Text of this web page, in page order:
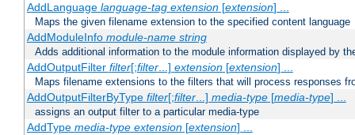
AddLanguage language-tag extension[extension] ...
Maps the given filename extension to the specified content language
AddModuleInfo module-name string
Adds additional information to the module information displayed by
AddOutputFilter filter[;filter...] extension[extension] ...
Maps filename extensions to the filters that will process responses
AddOutputFilterByType filter[;filter...] media-type[media-type] ...
assigns an output filter to a particular media-type
AddType media-type extension[extension] ...